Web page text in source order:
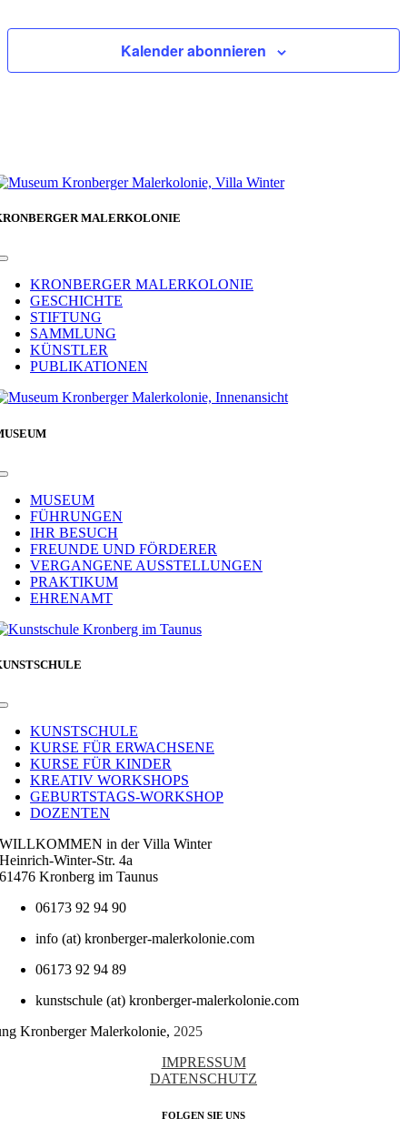
Kalender abonnieren
MALERKOLONIE
Toggle
NavigationKRONBERGER MALERKOLONIE
GESCHICHTE
STIFTUNG
SAMMLUNG
KÜNSTLER
PUBLIKATIONEN
Toggle
NavigationMUSEUM
FÜHRUNGEN
IHR BESUCH
FREUNDE UND FÖRDERER
VERGANGENE AUSSTELLUNGEN
PRAKTIKUM
EHRENAMT
Toggle
NavigationKUNSTSCHULE
KURSE FÜR ERWACHSENE
KURSE FÜR KINDER
KREATIV WORKSHOPS
GEBURTSTAGS-WORKSHOP
DOZENTEN
WILLKOMMEN in der Villa Winter
Heinrich-Winter-Str. 4a
61476 Kronberg im Taunus
06173 92 94 90
info (at) kronberger-malerkolonie.com
06173 92 94 89
kunstschule (at) kronberger-malerkolonie.com
Kronberger Malerkolonie, 2025
IMPRESSUM
DATENSCHUTZ
FOLGEN SIE UNS